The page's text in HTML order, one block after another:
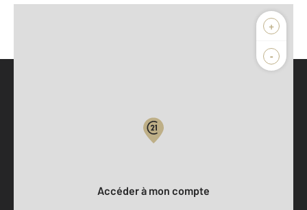
+
-
Accéder à mon compte